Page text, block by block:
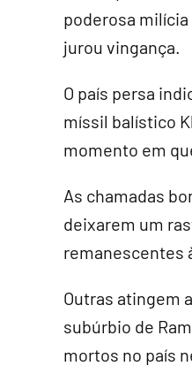
poderosa
jurou vingança.
O país persa
míssil balístico
momento em
As chamadas
deixarem um
remanescentes
Outras atingem
subúrbio de
mortos no país